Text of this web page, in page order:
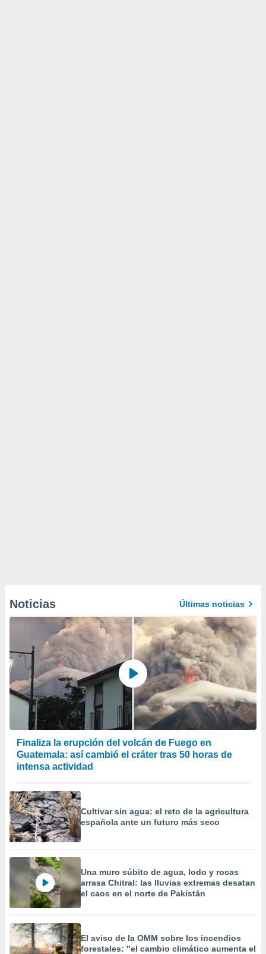
Noticias Últimas noticias
Finaliza la erupción del volcán de Fuego en
Guatemala: así cambió el cráter tras 50 horas de
intensa actividad
Cultivar sin agua: el reto de la agricultura
española ante un futuro más seco
Una muro súbito de agua, lodo y rocas
arrasa Chitral: las lluvias extremas desatan
el caos en el norte de Pakistán
El aviso de la OMM sobre los incendios
forestales: "el cambio climático aumenta el